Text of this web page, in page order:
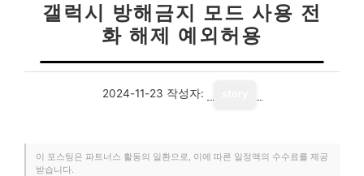
갤럭시 방해금지 모드 사용 전
화 해제 예외허용
2024-11-23 작성자:
이 포스팅은 파트너스 활동의 일환으로, 이에 따른 일정액의 수수료를 제공
받습니다.